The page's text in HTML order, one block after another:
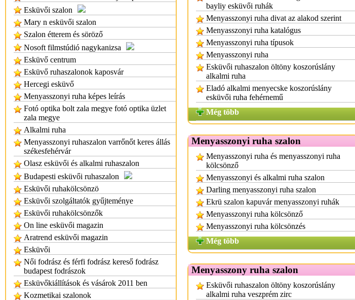
Esküvői szalon
Mary n esküvői szalon
Szalon étterem és söröző
Nosoft filmstúdió nagykanizsa
Esküvő centrum
Esküvő ruhaszalonok kaposvár
Hercegi esküvő
Menyasszonyi ruha képes leírás
Fotó optika bolt zala megye fotó optika üzlet
zala megye
Alkalmi ruha
Menyasszonyi ruhaszalon varrőnőt keres állás
székesfehérvár
Olasz esküvői és alkalmi ruhaszalon
Budapesti esküvői ruhaszalon
Esküvői ruhakölcsönzö
Esküvői szolgáltatók gyűjteménye
Esküvői ruhakölcsönzők
On line esküvői magazin
Aratrend esküvői magazin
Esküvői
Női fodrász és férfi fodrász kereső fodrász
budapest fodrászok
Esküvőkiállítások és vásárok 2011 ben
Kozmetikai szalonok
bayliy esküvői ruhák
Menyasszonyi ruha divat az alakod szerint
Menyasszonyi ruha katalógus
Menyasszonyi ruha típusok
Menyasszonyi ruha
Esküvői ruhaszalon öltöny koszorúslány
alkalmi ruha
Eladó alkalmi menyecske koszorúslány
esküvői ruha fehérnemű
Még több
Menyasszonyi ruha szalon
Menyasszonyi ruha és menyasszonyi ruha
kölcsönző
Menyasszonyi és alkalmi ruha szalon
Darling menyasszonyi ruha szalon
Ekrü szalon kapuvár menyasszonyi ruhák
Menyasszonyi ruha kölcsönző
Menyasszonyi ruha kölcsönzés
Még több
Menyasszony ruha szalon
Esküvői ruhaszalon öltöny koszorúslány
alkalmi ruha veszprém zirc